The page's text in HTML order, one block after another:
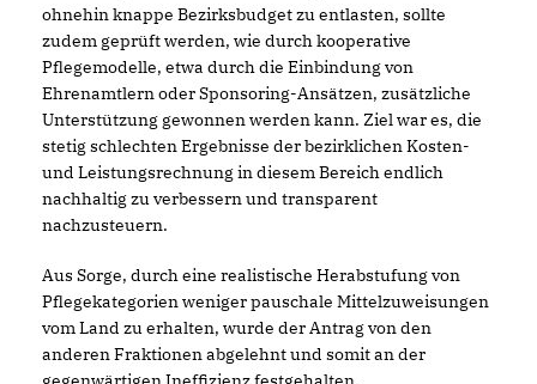
ohnehin knappe Bezirksbudget zu entlasten, sollte
zudem geprüft werden, wie durch kooperative
Pflegemodelle, etwa durch die Einbindung von
Ehrenamtlern oder Sponsoring-Ansätzen, zusätzliche
Unterstützung gewonnen werden kann. Ziel war es, die
stetig schlechten Ergebnisse der bezirklichen Kosten-
und Leistungsrechnung in diesem Bereich endlich
nachhaltig zu verbessern und transparent
nachzusteuern.
Aus Sorge, durch eine realistische Herabstufung von
Pflegekategorien weniger pauschale Mittelzuweisungen
vom Land zu erhalten, wurde der Antrag von den
anderen Fraktionen abgelehnt und somit an der